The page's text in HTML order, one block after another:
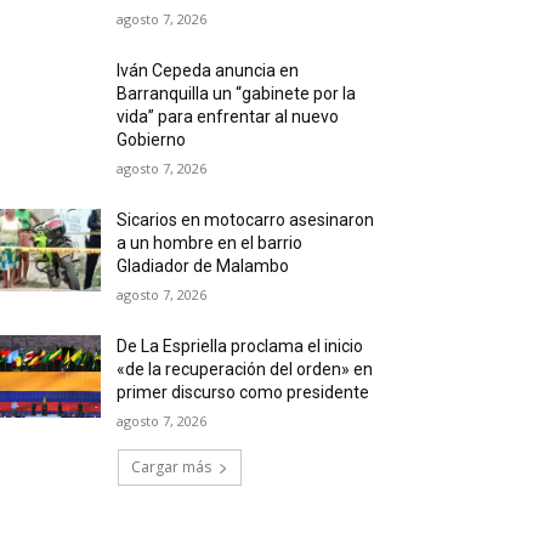
agosto 7, 2026
Iván Cepeda anuncia en
Barranquilla un “gabinete por la
vida” para enfrentar al nuevo
Gobierno
agosto 7, 2026
Sicarios en motocarro asesinaron
a un hombre en el barrio
Gladiador de Malambo
agosto 7, 2026
De La Espriella proclama el inicio
«de la recuperación del orden» en
primer discurso como presidente
agosto 7, 2026
Cargar más